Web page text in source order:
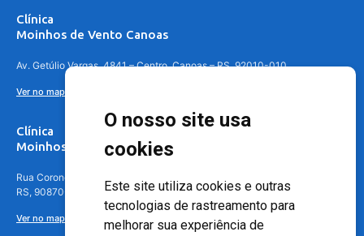
O nosso site usa
cookies
Este site utiliza cookies e outras
tecnologias de rastreamento para
melhorar sua experiência de
Clínica
Moinhos de Vento Canoas
Av. Getúlio Vargas, 4841 – Centro, Canoas – RS, 92010-010
Ver no mapa
Clínica
Moinhos de Vento - Teresópolis
Rua Coronel Aparício Borges, 250 - 3º andar - Teresópolis, Porto Alegre -
RS, 90870-016
Ver no mapa